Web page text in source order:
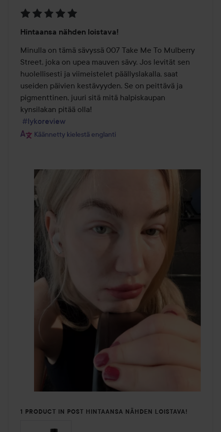
5
/
5
Hintaansa nähden loistava!
Minulla on tämä sävyssä 007 Take Me To Mulberry
Street, joka on upea mauven sävy. Jos levität sen
huolellisesti ja viimeistelet päällyslakalla, saat
useiden päivien kestävyyden. Se on peittävä ja
pigmenttinen, juuri sitä mitä halpiskaupan
kynsilakan pitää olla!
#lykoreview
Käännetty kielestä englanti
1 PRODUCT IN POST HINTAANSA NÄHDEN LOISTAVA!